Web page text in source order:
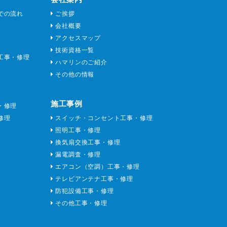
の流れ
事・修理
修理
理
ご挨拶
会社概要
アクセスマップ
技術資格一覧
ハマリンのご紹介
その他の情報
施工事例
スイッチ・コンセント工事・修理
照明工事・修理
換気扇交換工事・修理
漏電調査・修理
エアコン（空調）工事・修理
テレビアンテナ工事・修理
防犯設備工事・修理
その他工事・修理